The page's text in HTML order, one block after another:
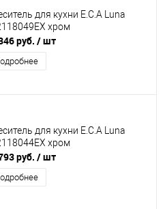
для кухни E.C.A Luna
хром
руб. / шт
для кухни E.C.A Luna
хром
руб. / шт